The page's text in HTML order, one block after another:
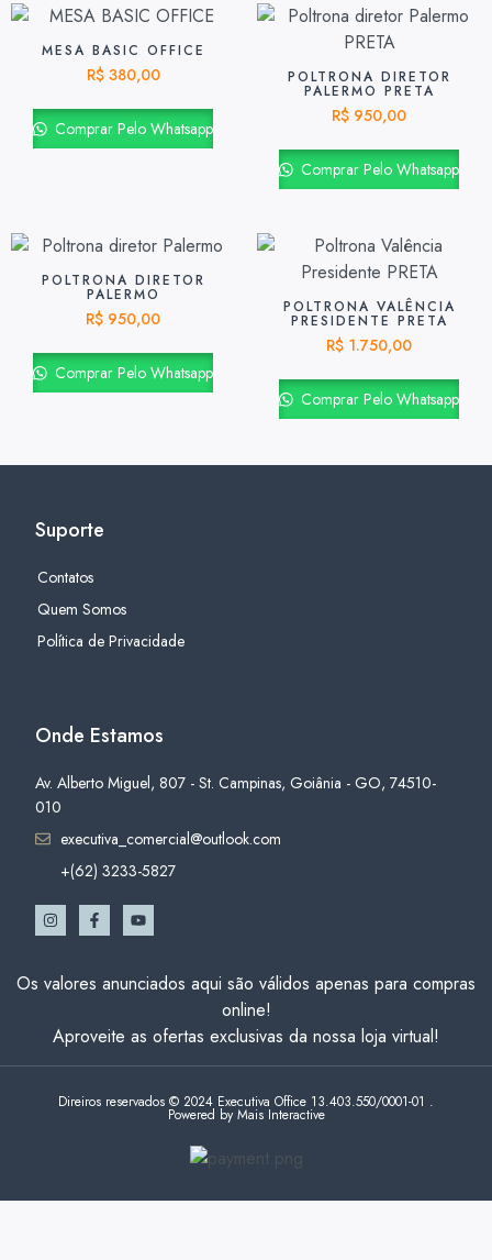
MESA BASIC OFFICE
R$380,00
Comprar Pelo Whatsapp
POLTRONA DIRETOR
PALERMO PRETA
R$ 950,00
Comprar Pelo Whatsapp
POLTRONA DIRETOR
PALERMO
R$ 950,00
Comprar Pelo Whatsapp
POLTRONA VALÊNCIA
PRESIDENTE PRETA
R$ 1.750,00
Comprar Pelo Whatsapp
Suporte
Contatos
Quem Somos
Política de Privacidade
Onde Estamos
Av. Alberto Miguel, 807 - St. Campinas, Goiânia - GO, 74510-
010
executiva_comercial@outlook.com
+(62) 3233-5827
Os valores anunciados aqui são válidos apenas para compras
online!
Aproveite as ofertas exclusivas da nossa loja virtual!
Direiros reservados © 2024 Executiva Office 13.403.550/0001-01 .
Powered by Mais Interactive